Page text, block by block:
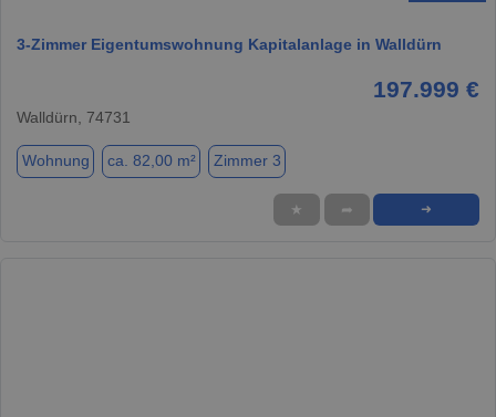
3-Zimmer Eigentumswohnung Kapitalanlage in Walldürn
197.999 €
Walldürn, 74731
Wohnung ca. 82,00 m² Zimmer 3
★ ➦ ➜